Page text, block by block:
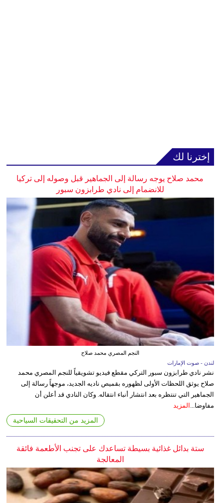
إخترنا لك
محمد صلاح يوجه رسالة إلى الجماهير قبل وصوله إلى تركيا
للانضمام إلى نادي طرابزون سبور
النجم المصري محمد صلاح
لندن - صوت الإمارات
نشر نادي طرابزون سبور التركي مقطع فيديو تشويقياً للنجم المصري محمد
صلاح يوثق اللحظات الأولى لظهوره بقميص ناديه الجديد، موجهاً رسالة إلى
الجماهير التي تنتظره بعد انتشار أنباء انتقاله. وكان النادي قد أعلن أن
مفاوضا... المزيد
المزيد من التحقيقات السياحية
ستة بدائل غذائية بسيطة تساعدك على تجنب الأطعمة فائقة
المعالجة